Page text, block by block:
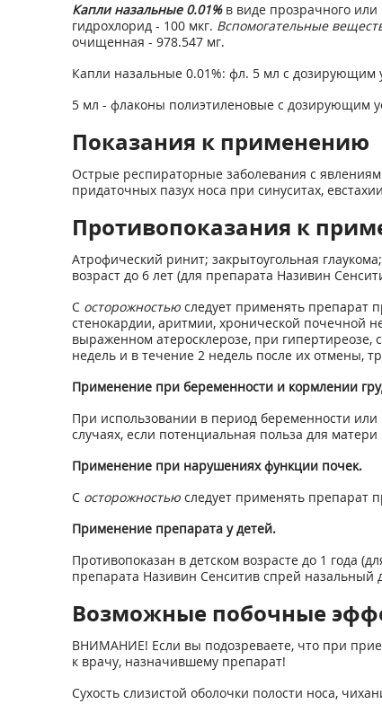
Капли назальные 0.01%в виде прозрачного или
гидрохлорид - 100 мкг. Вспомогательные
очищенная - 978.547 мг.
Капли назальные 0.01%: фл. 5 мл с дозирующим
5 мл - флаконы полиэтиленовые с дозирующим
Показания к применению
Острые респираторные заболевания с
придаточных пазух носа при синуситах,
Противопоказания к
Атрофический ринит; закрытоугольная
возраст до 6 лет (для препарата Називин
С осторожностьюследует применять препарат
стенокардии, аритмии, хронической почечной
выраженном атеросклерозе, при
недель и в течение 2 недель после их отмены,
Применение при беременности и кормлении
При использовании в период беременности
случаях, если потенциальная польза для
Применение при нарушениях функции почек.
С осторожностьюследует применять препарат
Применение препарата у детей.
Противопоказан в детском возрасте до 1 года
препарата Називин Сенситив спрей назальный
Возможные побочные
ВНИМАНИЕ! Если вы подозреваете, что при
к врачу, назначившему препарат!
Сухость слизистой оболочки полости носа,